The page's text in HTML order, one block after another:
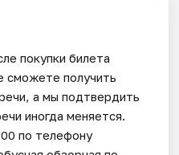
покупки билета
сможете получить
а мы подтвердить
иногда меняется.
по телефону